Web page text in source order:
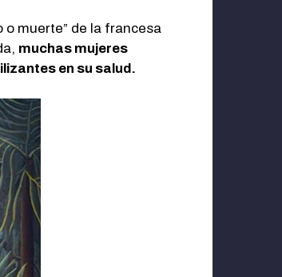
o muerte” de la francesa
muchas mujeres
en su salud.